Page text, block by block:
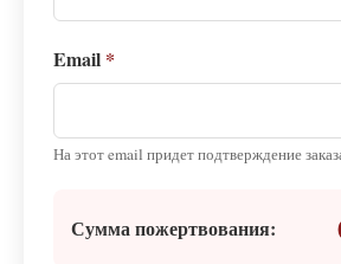
Email *
На этот email придет подтверждение
Сумма пожертвования: